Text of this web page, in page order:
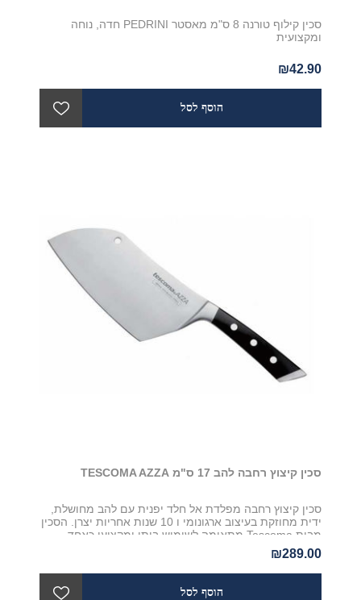
סכין קילוף טורנה 8 ס"מ מאסטר PEDRINI חדה, נוחה
ומקצועית
₪42.90
סכין קיצוץ רחבה להב 17 ס"מ TESCOMA AZZA
סכין קיצוץ רחבה מפלדת אל חלד יפנית עם להב מחושלת,
ידית מחוזקת בעיצוב ארגונומי ו 10 שנות אחריות יצרן. הסכין
מבית Tescoma מתאימה לשימוש ביתי ומקצועי כאחד
₪289.00